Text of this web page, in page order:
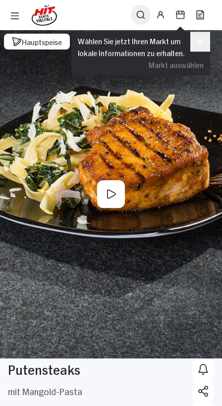
Wählen Sie jetzt Ihren Markt um
lokale Informationen zu erhalten.
Markt auswählen
Hauptspeise
Putensteaks
mit Mangold-Pasta